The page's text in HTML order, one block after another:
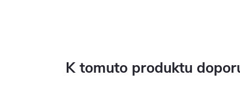
K tomuto produktu